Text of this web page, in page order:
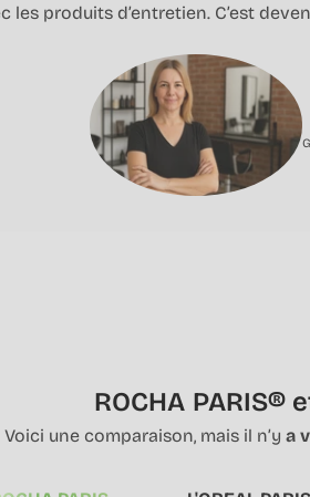
les produits d’entretien. C’est
ROCHA PARIS®
Voici une comparaison, mais il n’y a